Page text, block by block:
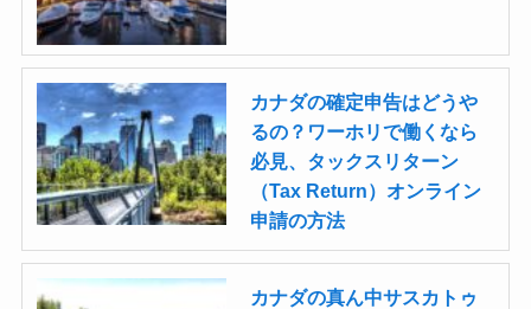
カナダの確定申告はどうや
るの？ワーホリで働くなら
必見、タックスリターン
（Tax Return）オンライン
申請の方法
カナダの真ん中サスカトゥ